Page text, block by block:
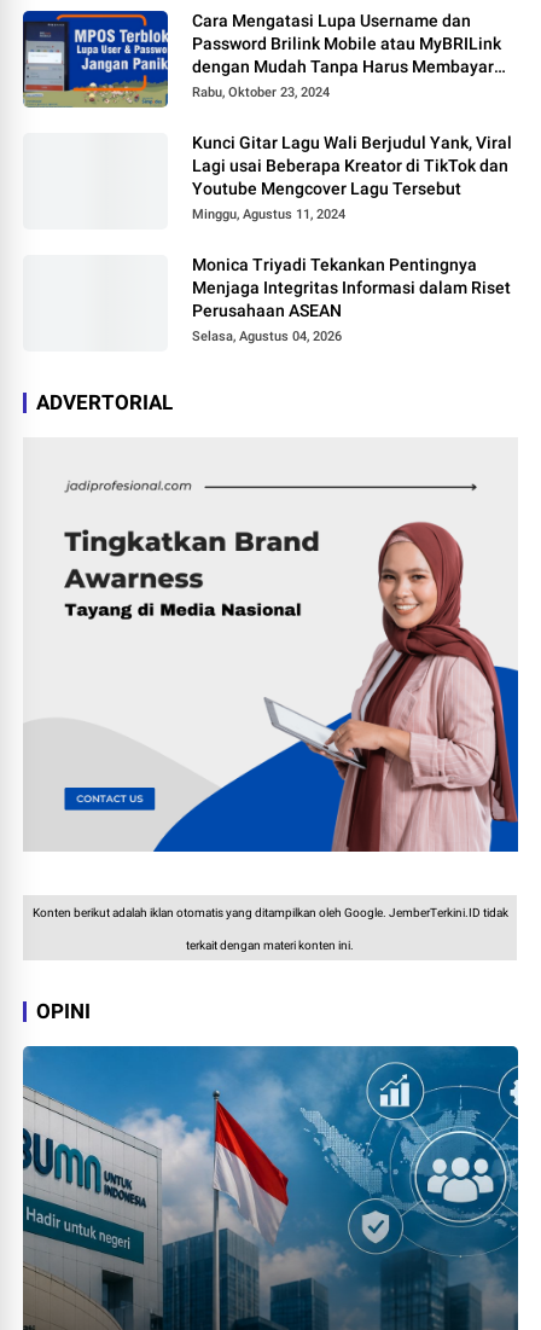
Cara Mengatasi Lupa Username dan
Password Brilink Mobile atau MyBRILink
dengan Mudah Tanpa Harus Membayar
Jasa
Rabu, Oktober 23, 2024
Kunci Gitar Lagu Wali Berjudul Yank, Viral
Lagi usai Beberapa Kreator di TikTok dan
Youtube Mengcover Lagu Tersebut
Minggu, Agustus 11, 2024
Monica Triyadi Tekankan Pentingnya
Menjaga Integritas Informasi dalam Riset
Perusahaan ASEAN
Selasa, Agustus 04, 2026
ADVERTORIAL
Konten berikut adalah iklan otomatis yang ditampilkan oleh Google. JemberTerkini.ID tidak
terkait dengan materi konten ini.
OPINI